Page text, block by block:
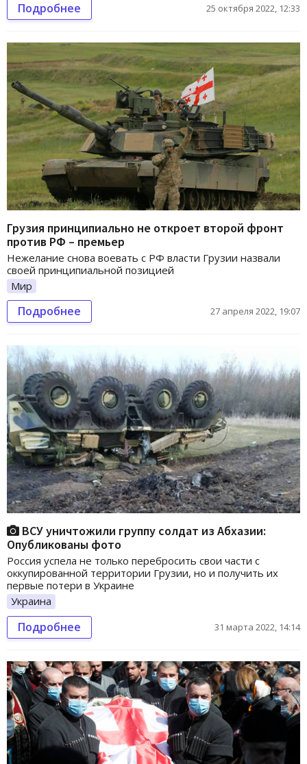
Подробнее 25 октября 2022, 12:33
Грузия принципиально не откроет второй фронт
против РФ – премьер
Нежелание снова воевать с РФ власти Грузии назвали
своей принципиальной позицией
Мир
Подробнее 27 апреля 2022, 19:07
ВСУ уничтожили группу солдат из Абхазии:
Опубликованы фото
Россия успела не только перебросить свои части с
оккупированной территории Грузии, но и получить их
первые потери в Украине
Украина
Подробнее 31 марта 2022, 14:14